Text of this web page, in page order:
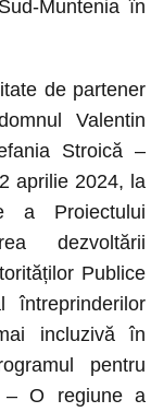
Muntenia în
de partener
Valentin
Stroică –
aprilie 2024, la
a Proiectului
dezvoltării
Publice
incluzivă în
pentru
– O regiune a